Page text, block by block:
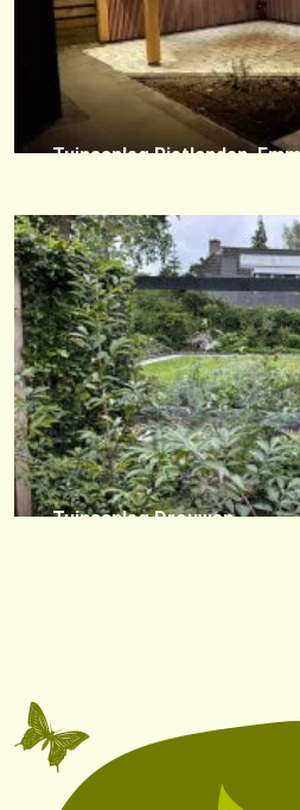
Tuinaanleg Rietlanden,
Tuinaanleg Drouwen